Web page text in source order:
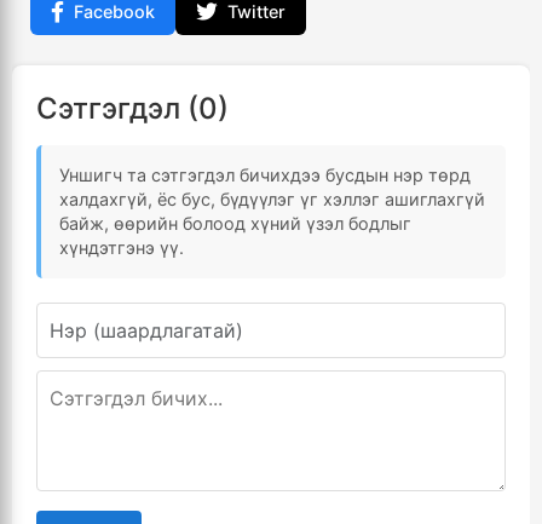
Facebook Twitter
Сэтгэгдэл (0)
Уншигч та сэтгэгдэл бичихдээ бусдын нэр төрд
халдахгүй, ёс бус, бүдүүлэг үг хэллэг ашиглахгүй
байж, өөрийн болоод хүний үзэл бодлыг
хүндэтгэнэ үү.